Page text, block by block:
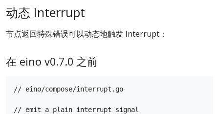
动态 Interrupt
节点返回特殊错误可以动态地触发 Interrupt：
在 eino v0.7.0 之前
// eino/compose/interrupt.go
// emit a plain interrupt signal